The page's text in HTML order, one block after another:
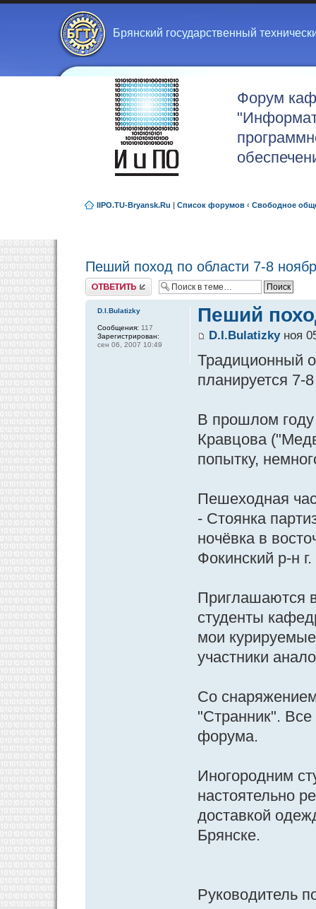
Брянский государственный
Форум
IIPO.TU-Bryansk.Ru | Список форумов ‹ Свободное
Пеший поход по области 7-8
Ответить
Пеший
D.I.Bulatizkyноя
Традиционный
планируется 7-
В прошлом году
Кравцова
попытку,
Пешеходная
- Стоянка
ночёвка в
Фокинский р-н
Приглашаются
студенты
мои
участники
Со
"Странник". Все
форума.
Иногородним
настоятельно
доставкой
Брянске.
Руководитель
D.I.Bulatizky
Сообщения: 117
Зарегистрирован:
сен 06, 2007 10:49